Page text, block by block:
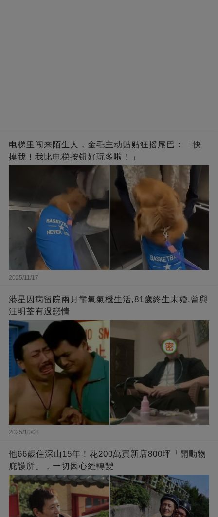
电梯里闯来陌生人，金毛主动贴贴狂摇尾巴：「快
摸我！我比电梯按钮好玩多啦！」
2025/11/17
港星因病留院兩月靠氧氣機生活,81歲終生未婚,曾與
汪明荃有過戀情
2025/10/08
他66歲住深山15年！花200萬買新店800坪「開動物
庇護所」，一切因心經轉變